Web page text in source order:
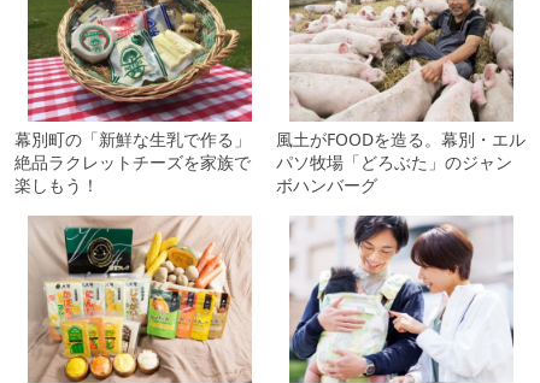
幕別町の「新鮮な生乳で作る」
絶品ラクレットチーズを家族で
楽しもう！
風土がFOODを造る。幕別・エル
パソ牧場「どろぶた」のジャン
ボハンバーグ